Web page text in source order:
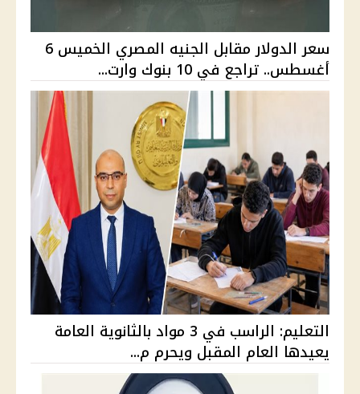
سعر الدولار مقابل الجنيه المصري الخميس 6
أغسطس.. تراجع في 10 بنوك وارت...
التعليم: الراسب في 3 مواد بالثانوية العامة
يعيدها العام المقبل ويحرم م...